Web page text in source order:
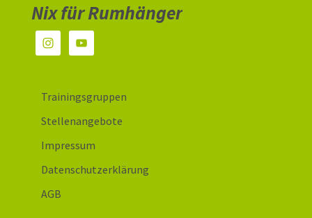
Nix für Rumhänger
Trainingsgruppen
Stellenangebote
Impressum
Datenschutzerklärung
AGB